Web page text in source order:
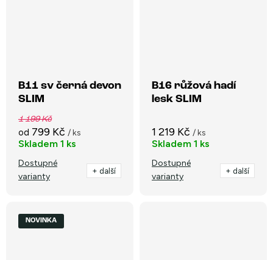
B11 sv černá devon
SLIM
1 199 Kč
od 799 Kč / ks
Skladem 1 ks
Dostupné
varianty
+ další
B16 růžová hadí
lesk SLIM
1 219 Kč / ks
Skladem 1 ks
Dostupné
varianty
+ další
NOVINKA